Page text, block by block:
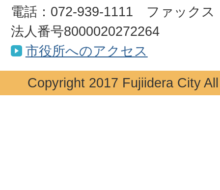
電話：072-939-1111 ファックス
法人番号8000020272264
市役所へのアクセス
Copyright 2017 Fujiidera City